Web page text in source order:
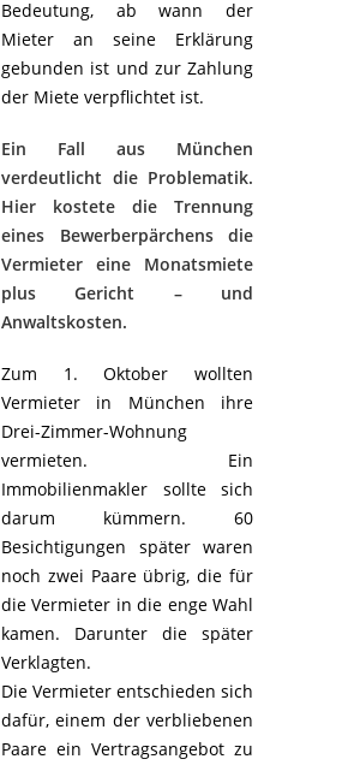
Bedeutung, ab wann der
Mieter an seine Erklärung
gebunden ist und zur Zahlung
der Miete verpflichtet ist.
Ein Fall aus München
verdeutlicht die Problematik.
Hier kostete die Trennung
eines Bewerberpärchens die
Vermieter eine Monatsmiete
plus Gericht – und
Anwaltskosten.
Zum 1. Oktober wollten
Vermieter in München ihre
Drei-Zimmer-Wohnung
vermieten. Ein
Immobilienmakler sollte sich
darum kümmern. 60
Besichtigungen später waren
noch zwei Paare übrig, die für
die Vermieter in die enge Wahl
kamen. Darunter die später
Verklagten.
Die Vermieter entschieden sich
dafür, einem der verbliebenen
Paare ein Vertragsangebot zu